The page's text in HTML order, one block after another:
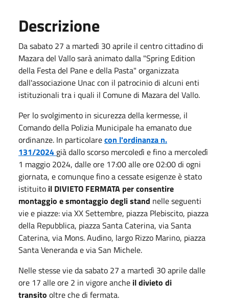
Descrizione
Da sabato 27 a martedì 30 aprile il centro cittadino di
Mazara del Vallo sarà animato dalla "Spring Edition
della Festa del Pane e della Pasta" organizzata
dall'associazione Unac con il patrocinio di alcuni enti
istituzionali tra i quali il Comune di Mazara del Vallo.
Per lo svolgimento in sicurezza della kermesse, il
Comando della Polizia Municipale ha emanato due
ordinanze. In particolarecon l'ordinanza n.
131/2024 già dallo scorso mercoledì e fino a mercoledì
1 maggio 2024, dalle ore 17:00 alle ore 02:00 di ogni
giornata, e comunque fino a cessate esigenze è stato
istituito il DIVIETO FERMATA per consentire
montaggio e smontaggio degli stand nelle seguenti
vie e piazze: via XX Settembre, piazza Plebiscito, piazza
della Repubblica, piazza Santa Caterina, via Santa
Caterina, via Mons. Audino, largo Rizzo Marino, piazza
Santa Veneranda e via San Michele.
Nelle stesse vie da sabato 27 a martedì 30 aprile dalle
ore 17 alle ore 2 in vigore anche il divieto di
transito oltre che di fermata.